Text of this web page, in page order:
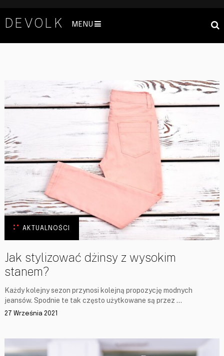
DEVOLK MENU
AKTUALNOŚCI
Jak stylizować dżinsy z wysokim
stanem?
Każdy kolejny sezon przynosi kolejną propozycję modnych
jeansów. Spodnie te tak często użytkowane są przez …
27 Września 2021